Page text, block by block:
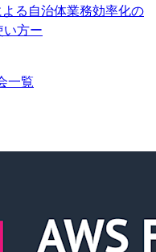
る自治体業務効率化の
方ー
一覧